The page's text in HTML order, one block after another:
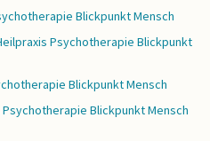
Blickpunkt Mensch
Psychotherapie Blickpunkt
Blickpunkt Mensch
Blickpunkt Mensch